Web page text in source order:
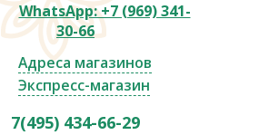
WhatsApp: +7 (969) 341-
30-66
Адреса магазинов
Экспресс-магазин
7(495) 434-66-29